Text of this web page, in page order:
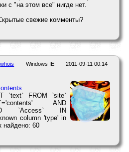
с "на этом все" нигде нет.
свежие комменты?
2011-09-11 00:14
Windows IE
whois
`text` FROM `site`
AND
`Access` IN
column 'type' in
найдено: 60